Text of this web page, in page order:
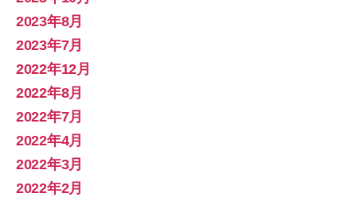
2023年8月
2023年7月
2022年12月
2022年8月
2022年7月
2022年4月
2022年3月
2022年2月